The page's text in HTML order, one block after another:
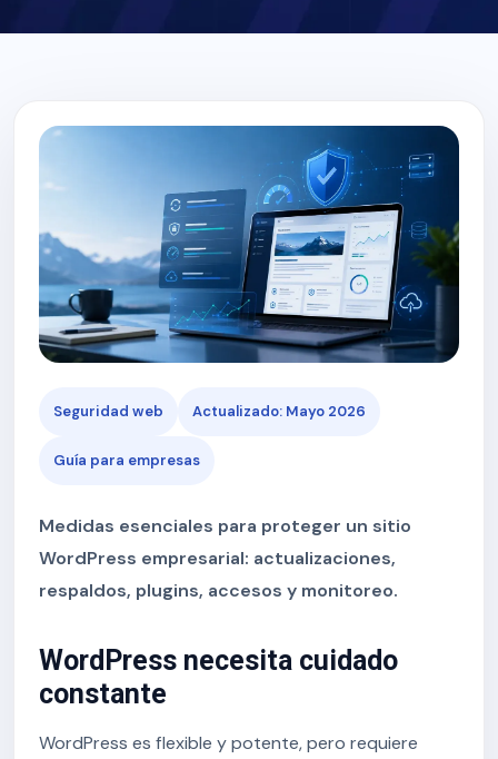
Seguridad web Actualizado: Mayo 2026
Guía para empresas
Medidas esenciales para proteger un sitio
WordPress empresarial: actualizaciones,
respaldos, plugins, accesos y monitoreo.
WordPress necesita cuidado
constante
WordPress es flexible y potente, pero requiere